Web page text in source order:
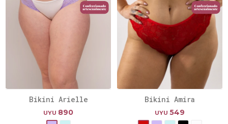
Bikini Arielle
UYU 890
Bikini Amira
UYU 549